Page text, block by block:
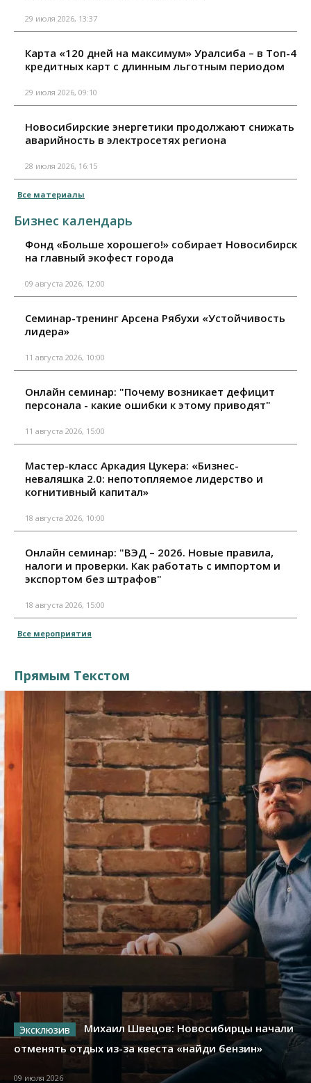
29 июля 2026, 13:37
Карта «120 дней на максимум» Уралсиба – в Топ-4
кредитных карт с длинным льготным периодом
29 июля 2026, 09:10
Новосибирские энергетики продолжают снижать
аварийность в электросетях региона
28 июля 2026, 16:15
Все материалы
Бизнес календарь
Фонд «Больше хорошего!» собирает Новосибирск
на главный экофест города
09 августа 2026, 12:00
Семинар-тренинг Арсена Рябухи «Устойчивость
лидера»
11 августа 2026, 10:00
Онлайн семинар: "Почему возникает дефицит
персонала - какие ошибки к этому приводят"
11 августа 2026, 15:00
Мастер-класс Аркадия Цукера: «Бизнес-
неваляшка 2.0: непотопляемое лидерство и
когнитивный капитал»
18 августа 2026, 10:00
Онлайн семинар: "ВЭД – 2026. Новые правила,
налоги и проверки. Как работать с импортом и
экспортом без штрафов"
18 августа 2026, 15:00
Все мероприятия
Прямым Текстом
Михаил Швецов: Новосибирцы начали
отменять отдых из-за квеста «найди бензин»
09 июля 2026